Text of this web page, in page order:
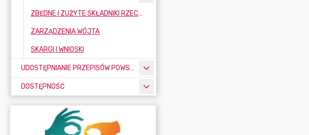
ZBĘDNE I ZUŻYTE SKŁADNIKI RZECZOWE MAJĄTKU RUCHOMEGO
ZARZĄDZENIA WÓJTA
SKARGI I WNIOSKI
UDOSTĘPNIANIE PRZEPISÓW POWSZECHNIE OBOWIĄZUJĄCYCH
DOSTĘPNOŚĆ